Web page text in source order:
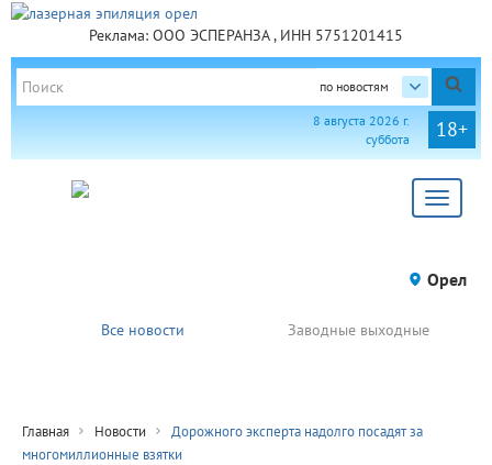
Реклама: ООО ЭСПЕРАНЗА , ИНН 5751201415
по новостям
18+
8 августа 2026 г.
суббота
Toggle
Орел
Все новости Заводные выходные
Главная Новости
Дорожного эксперта надолго посадят за
многомиллионные взятки